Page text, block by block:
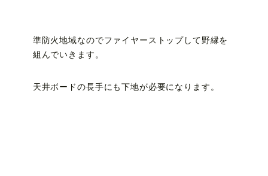
準防火地域なのでファイヤーストップして野縁を
組んでいきます。
天井ボードの長手にも下地が必要になります。